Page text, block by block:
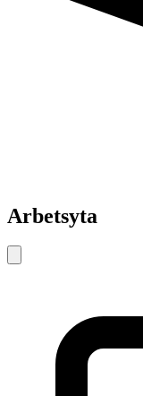
Arbetsyta